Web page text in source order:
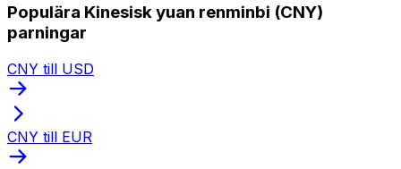
Populära Kinesisk yuan renminbi (CNY)
parningar
CNY till USD
CNY till EUR